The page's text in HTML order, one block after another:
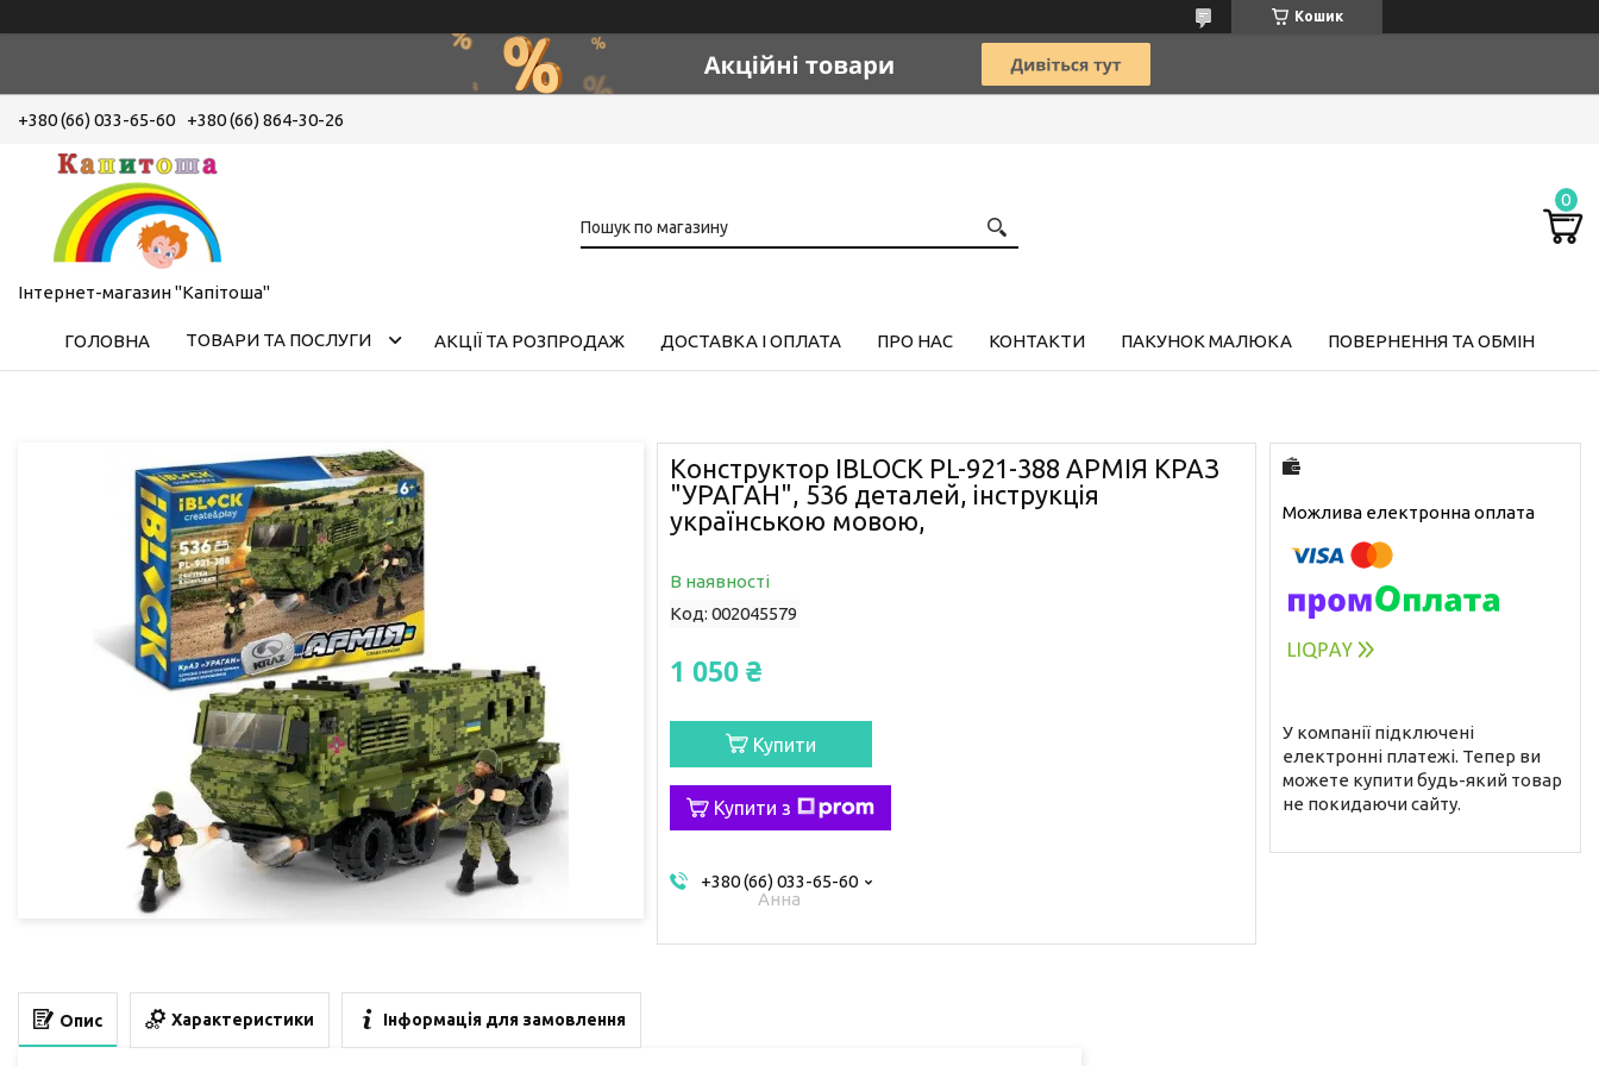
Кошик
+380 (66) 033-65-60 +380 (66) 864-30-26
Інтернет-магазин "Капітоша"
ГОЛОВНА ТОВАРИ ТА ПОСЛУГИ АКЦІЇ ТА РОЗПРОДАЖ ДОСТАВКА І ОПЛАТА ПРО НАС КОНТАКТИ ПАКУНОК МАЛЮКА ПОВЕРНЕННЯ ТА ОБМІН
Конструктор IBLOCK PL-921-388 АРМІЯ КРАЗ
"УРАГАН", 536 деталей, інструкція
українською мовою,
В наявності
Код: 002045579
1 050 ₴
Купити
Купити з
+380 (66) 033-65-60
Анна
У компанії підключені
електронні платежі. Тепер ви
можете купити будь-який товар
не покидаючи сайту.
Опис Характеристики Інформація для замовлення